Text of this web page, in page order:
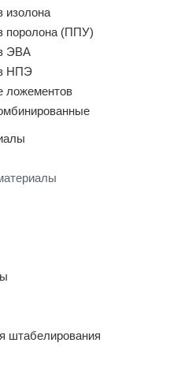
изолона
поролона (ППУ)
ЭВА
НПЭ
ложементов
штабелирования